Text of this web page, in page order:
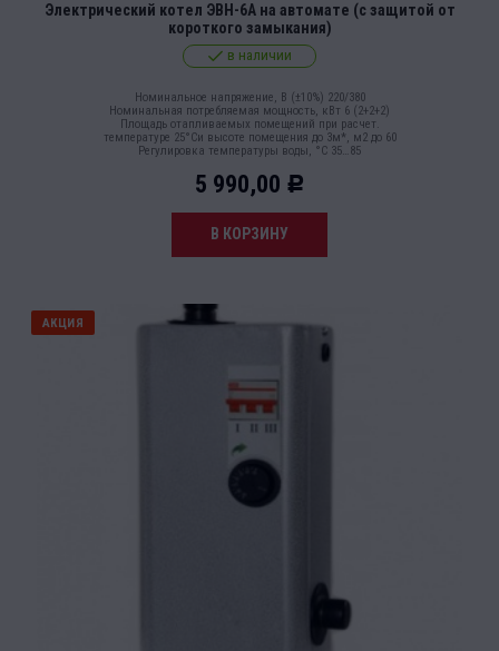
Электрический котел ЭВН-6А на автомате (с защитой от
короткого замыкания)
в наличии
Номинальное напряжение, В (±10%) 220/380
Номинальная потребляемая мощность, кВт 6 (2+2+2)
Площадь отапливаемых помещений при расчет.
температуре 25°Си высоте помещения до 3м*, м2 до 60
Регулировка температуры воды, °С 35…85
5 990,00 Р
В КОРЗИНУ
АКЦИЯ